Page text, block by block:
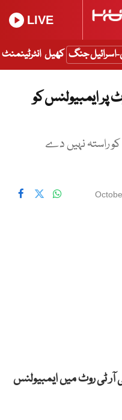
LIVE
اسرائیل جنگ کھیل انٹرٹینمنٹ
پر ایمبیولنس کو
راستہ نہیں دے
آر ٹی روٹ میں ایمبیولنس